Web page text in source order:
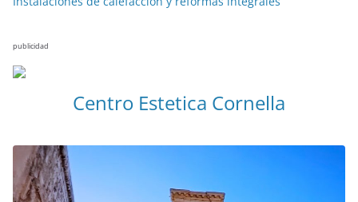
publicidad
Centro Estetica Cornella